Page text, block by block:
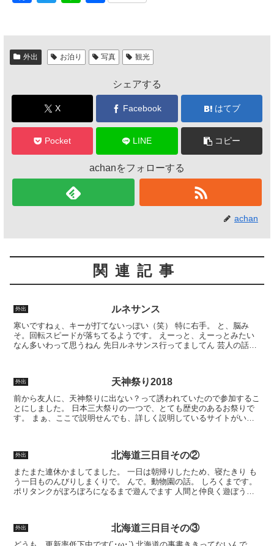
c
e
b
o
k
tt
er
e
外出 お泊り 写真 観光
シェアする
X Facebook はてブ
Pocket LINE コピー
achanをフォローする
achan
関連記事
外出 ルネサンス
寒いですねぇ、キーが打てないっぽい（笑） 特に右手。 と、脳み
そ。回転スピードが落ちてるようです。 えーっと、えーっとみたい
なん多いわって思うねん 先日ルネサンス行ってましてん 芸人の話じ
外出 天神祭り2018
前から友人に、天神祭りに出ない？って誘われていたので参加するこ
とにしました。 日本三大祭りの一つで、とても歴史のあるお祭りで
す。 まぁ、ここで説明せんでも、詳しく説明しているサイトがいっ
外出 北海道三日目その②
またまた連休かましてました。 一日は朝帰りしたため、寝たきり も
う一日ものんびりしまくりで。 んで。動物園の話。 しろくまです。
ポリタンクがぼろぼろになるまで遊んでます 人間と仲良く遊ぼうと
外出 北海道三日目その③